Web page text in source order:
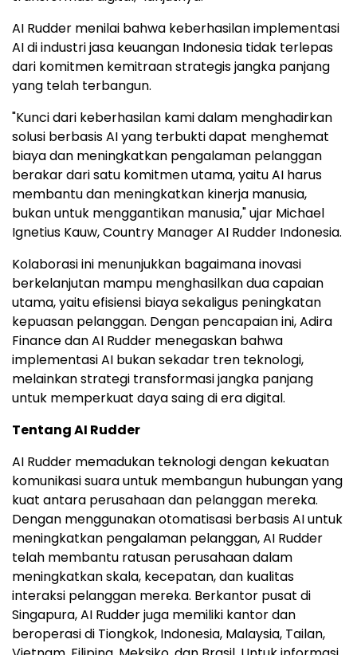
AI Rudder menilai bahwa keberhasilan implementasi
AI di industri jasa keuangan Indonesia tidak terlepas
dari komitmen kemitraan strategis jangka panjang
yang telah terbangun.
"Kunci dari keberhasilan kami dalam menghadirkan
solusi berbasis AI yang terbukti dapat menghemat
biaya dan meningkatkan pengalaman pelanggan
berakar dari satu komitmen utama, yaitu AI harus
membantu dan meningkatkan kinerja manusia,
bukan untuk menggantikan manusia," ujar Michael
Ignetius Kauw, Country Manager AI Rudder Indonesia.
Kolaborasi ini menunjukkan bagaimana inovasi
berkelanjutan mampu menghasilkan dua capaian
utama, yaitu efisiensi biaya sekaligus peningkatan
kepuasan pelanggan. Dengan pencapaian ini, Adira
Finance dan AI Rudder menegaskan bahwa
implementasi AI bukan sekadar tren teknologi,
melainkan strategi transformasi jangka panjang
untuk memperkuat daya saing di era digital.
Tentang AI Rudder
AI Rudder memadukan teknologi dengan kekuatan
komunikasi suara untuk membangun hubungan yang
kuat antara perusahaan dan pelanggan mereka.
Dengan menggunakan otomatisasi berbasis AI untuk
meningkatkan pengalaman pelanggan, AI Rudder
telah membantu ratusan perusahaan dalam
meningkatkan skala, kecepatan, dan kualitas
interaksi pelanggan mereka. Berkantor pusat di
Singapura, AI Rudder juga memiliki kantor dan
beroperasi di Tiongkok, Indonesia, Malaysia, Tailan,